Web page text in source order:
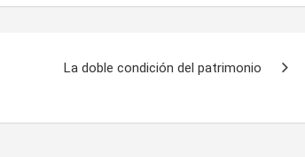
La doble condición del patrimonio